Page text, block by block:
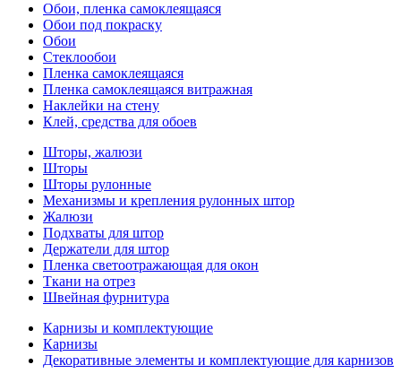
Обои, пленка самоклеящаяся
Обои под покраску
Обои
Стеклообои
Пленка самоклеящаяся
Пленка самоклеящаяся витражная
Наклейки на стену
Клей, средства для обоев
Шторы, жалюзи
Шторы
Шторы рулонные
Механизмы и крепления рулонных штор
Жалюзи
Подхваты для штор
Держатели для штор
Пленка светоотражающая для окон
Ткани на отрез
Швейная фурнитура
Карнизы и комплектующие
Карнизы
Декоративные элементы и комплектующие для карнизов